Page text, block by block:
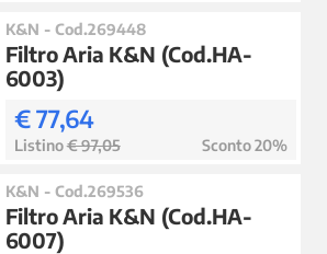
K&N - Cod.269448
Filtro Aria K&N (Cod.HA-
6003)
€ 77,64
Listino€ 97,05 Sconto 20%
K&N - Cod.269536
Filtro Aria K&N (Cod.HA-
6007)